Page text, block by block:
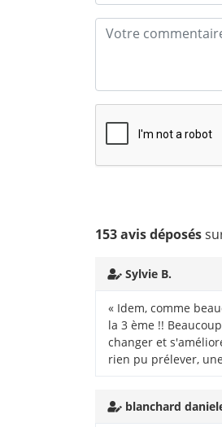
153 avis déposés
Sylvie B.
« Idem, comme
la 3 ème !!
changer et
rien pu prélever,
blanchard